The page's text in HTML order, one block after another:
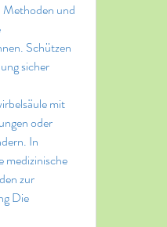
und
Schützen
sicher
oder
In
medizinische
zur
Die